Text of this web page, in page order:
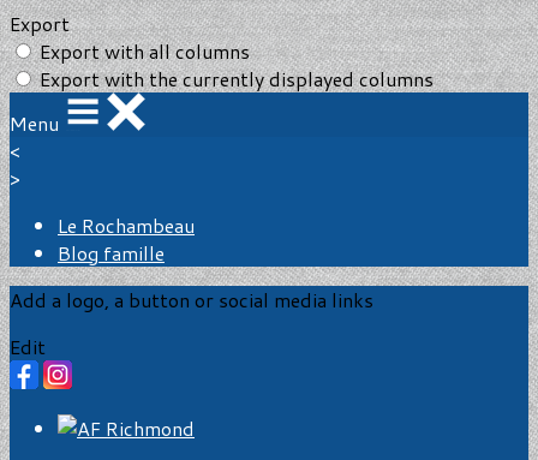
Export
Export with all columns
Export with the currently displayed columns
Menu
<
>
Le Rochambeau
Blog famille
Add a logo, a button or social media links
Edit